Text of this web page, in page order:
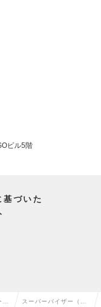
ビル5階
づいた
スーパーバイザー（S